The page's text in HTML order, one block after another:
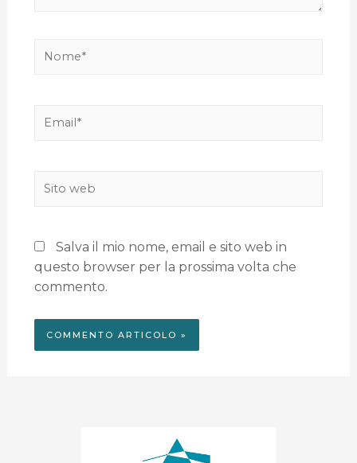
Salva il mio nome, email e sito web in
questo browser per la prossima volta che
commento.